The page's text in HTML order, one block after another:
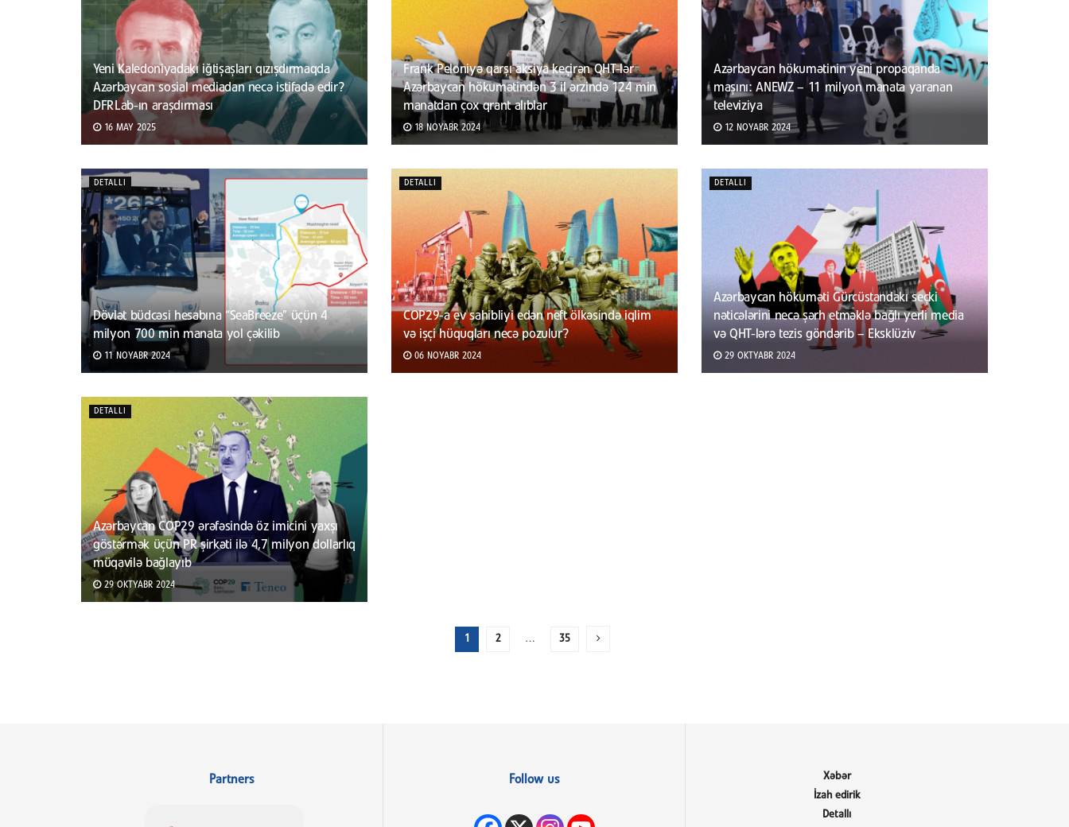
Yeni Kaledoniyadakı iğtişaşları qızışdırmaqda
Azərbaycan sosial mediadan necə istifadə edir?
DFRLab-ın araşdırması
16 MAY 2025
Frank Peloniyə qarşı aksiya keçirən QHT-lər
Azərbaycan hökumətindən 3 il ərzində 124 min
manatdan çox qrant alıblar
18 NOYABR 2024
Azərbaycan hökumətinin yeni propaqanda
maşını: ANEWZ – 11 milyon manata yaranan
televiziya
12 NOYABR 2024
DETALLI
Dövlət büdcəsi hesabına “SeaBreeze” üçün 4
milyon 700 min manata yol çəkilib
11 NOYABR 2024
DETALLI
COP29-a ev sahibliyi edən neft ölkəsində iqlim
və işçi hüquqları necə pozulur?
06 NOYABR 2024
DETALLI
Azərbaycan hökuməti Gürcüstandakı seçki
nəticələrini necə şərh etməklə bağlı yerli media
və QHT-lərə tezis göndərib – Eksklüziv
29 OKTYABR 2024
DETALLI
Azərbaycan COP29 ərəfəsində öz imicini yaxşı
göstərmək üçün PR şirkəti ilə 4,7 milyon dollarlıq
müqavilə bağlayıb
29 OKTYABR 2024
1 2 … 35
Partners Follow us
Xəbər
İzah edirik
Detallı